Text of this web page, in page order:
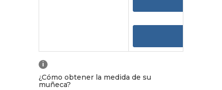
i
¿Cómo obtener la medida de su
muñeca?